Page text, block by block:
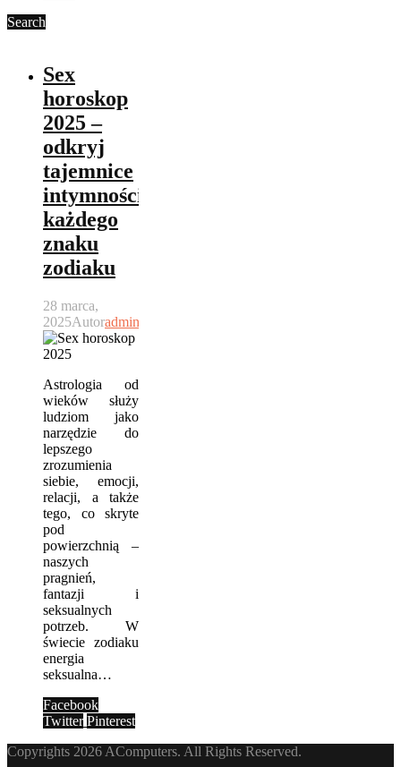
Search
Sex
horoskop
2025 –
odkryj
tajemnice
intymności
każdego
znaku
zodiaku
28 marca,
2025Autoradmin
Astrologia od
wieków służy
ludziom jako
narzędzie do
lepszego
zrozumienia
siebie, emocji,
relacji, a także
tego, co skryte
pod
powierzchnią –
naszych
pragnień,
fantazji i
seksualnych
potrzeb. W
świecie zodiaku
energia
seksualna…
Facebook
Twitter Pinterest
Copyrights 2026 AComputers. All Rights Reserved.